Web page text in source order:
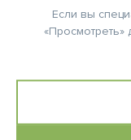
Если вы